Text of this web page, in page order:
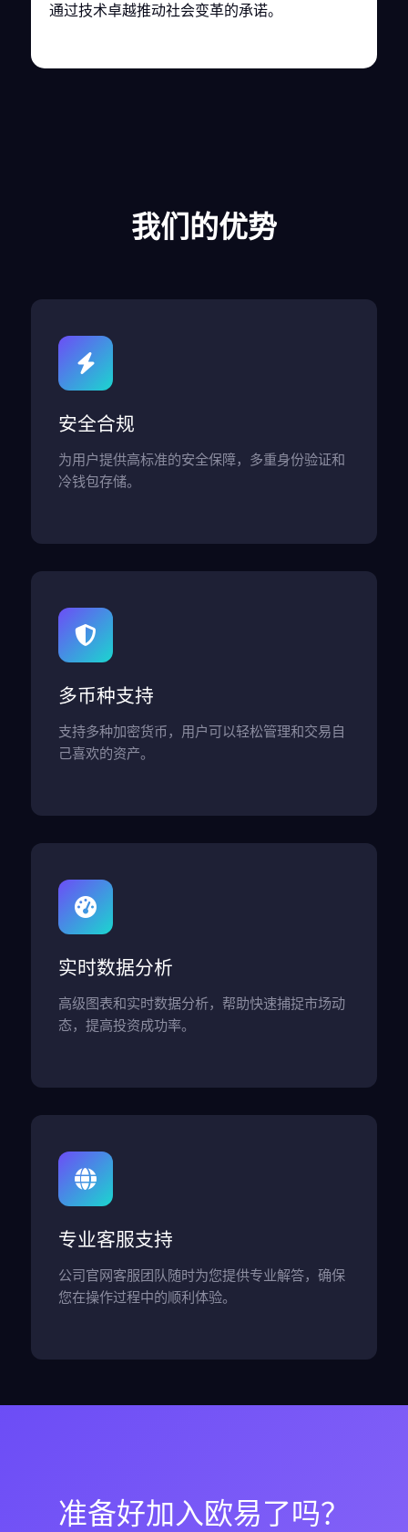
通过技术卓越推动社会变革的承诺。
我们的优势
安全合规
为用户提供高标准的安全保障，多重身份验证和
冷钱包存储。
多币种支持
支持多种加密货币，用户可以轻松管理和交易自
己喜欢的资产。
实时数据分析
高级图表和实时数据分析，帮助快速捕捉市场动
态，提高投资成功率。
专业客服支持
公司官网客服团队随时为您提供专业解答，确保
您在操作过程中的顺利体验。
准备好加入欧易了吗？